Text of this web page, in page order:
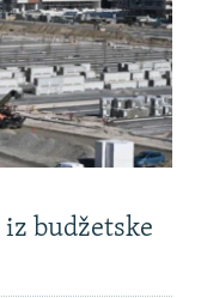
budžetske